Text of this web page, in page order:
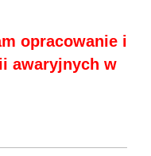
opracowanie i
awaryjnych w